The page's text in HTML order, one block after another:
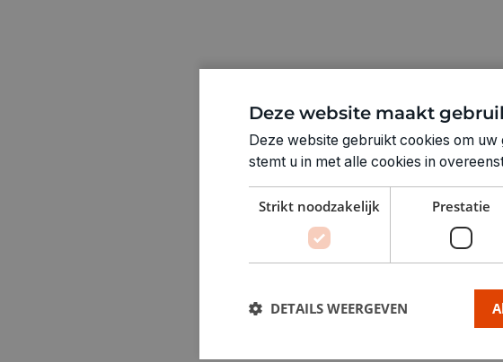
Deze website maakt
Deze website gebruikt cookies om
stemt u in met alle cookies in
Strikt noodzakelijk Prestatie
DETAILS WEERGEVEN